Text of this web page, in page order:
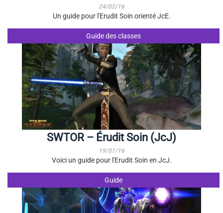
24/02/16
Un guide pour l'Erudit Soin orienté JcE.
Guide des classes
SWTOR – Érudit Soin (JcJ)
19/01/16
Voici un guide pour l'Erudit Soin en JcJ.
Guide